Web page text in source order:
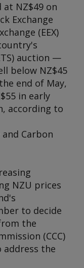
at NZ$49 on
Exchange
(EEX)
auction —
below NZ$45
end of May,
in early
according to
Carbon
NZU prices
to decide
the
(CCC)
address the